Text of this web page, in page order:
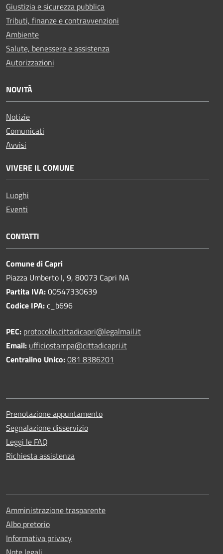
Giustizia e sicurezza pubblica
Tributi, finanze e contravvenzioni
Ambiente
Salute, benessere e assistenza
Autorizzazioni
NOVITÀ
Notizie
Comunicati
Avvisi
VIVERE IL COMUNE
Luoghi
Eventi
CONTATTI
Comune di Capri
Piazza Umberto I, 9, 80073 Capri NA
Partita IVA:00547330639
Codice IPA:c_b696
PEC: protocollo.cittadicapri@legalmail.it
Email: ufficiostampa@cittadicapri.it
Centralino Unico:081 8386201
Prenotazione appuntamento
Segnalazione disservizio
Leggi le FAQ
Richiesta assistenza
Amministrazione trasparente
Albo pretorio
Informativa privacy